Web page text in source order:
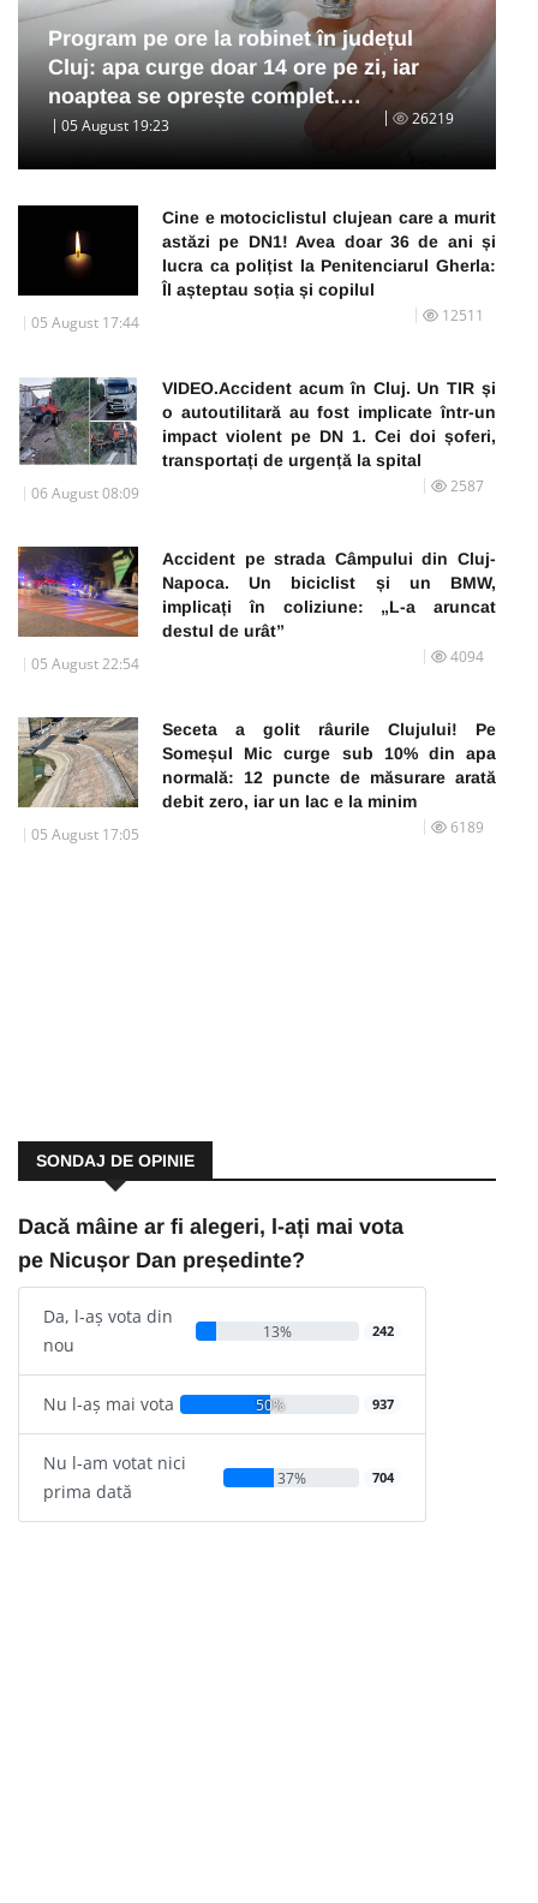
Program pe ore la robinet în județul
Cluj: apa curge doar 14 ore pe zi, iar
noaptea se oprește complet.…
05 August 19:23 26219
Cine e motociclistul clujean care a murit
astăzi pe DN1! Avea doar 36 de ani și
lucra ca polițist la Penitenciarul Gherla:
Îl așteptau soția și copilul
05 August 17:44 12511
VIDEO.Accident acum în Cluj. Un TIR și
o autoutilitară au fost implicate într-un
impact violent pe DN 1. Cei doi șoferi,
transportați de urgență la spital
06 August 08:09 2587
Accident pe strada Câmpului din Cluj-
Napoca. Un biciclist și un BMW,
implicați în coliziune: „L-a aruncat
destul de urât”
05 August 22:54 4094
Seceta a golit râurile Clujului! Pe
Someșul Mic curge sub 10% din apa
normală: 12 puncte de măsurare arată
debit zero, iar un lac e la minim
05 August 17:05 6189
SONDAJ DE OPINIE
Dacă mâine ar fi alegeri, l-ați mai vota
pe Nicușor Dan președinte?
Da, l-aș vota din
nou
13% 242
Nu l-aș mai vota 50% 937
Nu l-am votat nici
prima dată
37% 704